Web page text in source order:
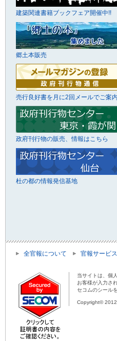
建築関連書籍ブックフェア開催中!!
郷土本販売
売行良好書を月に2回メールでご案内
政府刊行物の販売、情報はこちら
杜の都の情報発信基地
全官報について 官報サービ
当サイトは、個
お客様が入力さ
セコムのシール
Copyright©